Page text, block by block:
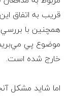
ا
ی
ه
ی
قريب به اتفاق
همچنين با
موضوع پي
خارج شده است.
اما شايد مشکل